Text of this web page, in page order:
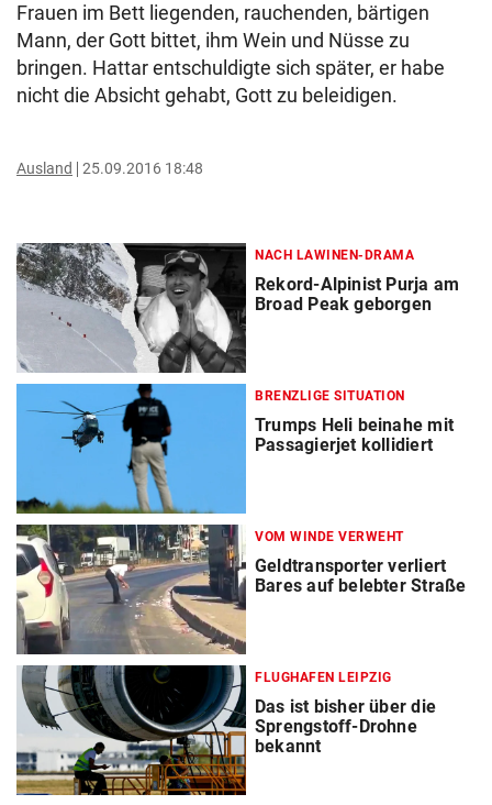
Frauen im Bett liegenden, rauchenden, bärtigen
Mann, der Gott bittet, ihm Wein und Nüsse zu
bringen. Hattar entschuldigte sich später, er habe
nicht die Absicht gehabt, Gott zu beleidigen.
Ausland 25.09.2016 18:48
NACH LAWINEN-DRAMA
Rekord-Alpinist Purja am
Broad Peak geborgen
BRENZLIGE SITUATION
Trumps Heli beinahe mit
Passagierjet kollidiert
VOM WINDE VERWEHT
Geldtransporter verliert
Bares auf belebter Straße
FLUGHAFEN LEIPZIG
Das ist bisher über die
Sprengstoff-Drohne
bekannt